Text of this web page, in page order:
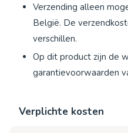
Verzending alleen
België. De
verschillen.
Op dit product zijn de
garantievoorwaarden
Verplichte kosten